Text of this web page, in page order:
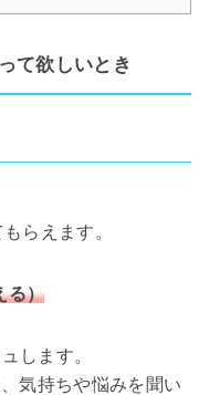
て欲しいとき
らえます。
る）
します。
気持ちや悩みを聞い